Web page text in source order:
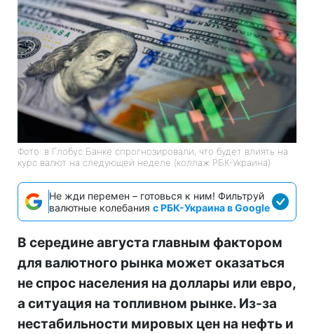
Фото: в Глобус Банке спрогнозировали, что будет влиять на
курс валют на следующей неделе (коллаж РБК-Украина)
Не жди перемен – готовься к ним! Фильтруй
валютные колебания с РБК-Украина в Google
В середине августа главным фактором
для валютного рынка может оказаться
не спрос населения на доллары или евро,
а ситуация на топливном рынке. Из-за
нестабильности мировых цен на нефть и